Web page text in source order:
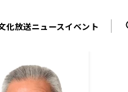
化放送ニュースイベント